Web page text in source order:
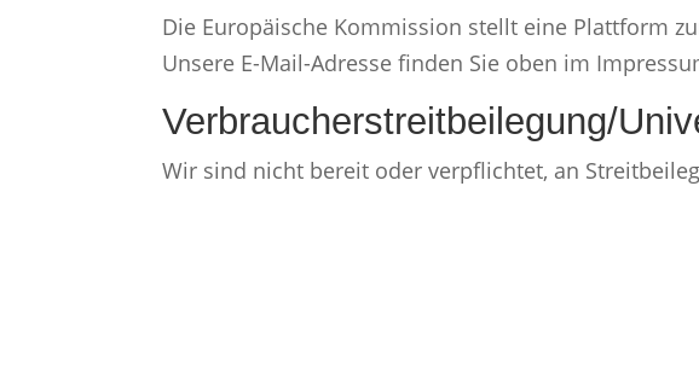
Die Europäische Kommission stellt eine Plattform
Unsere E-Mail-Adresse finden Sie oben im
Verbraucher­streit­beilegung/
Wir sind nicht bereit oder verpflichtet, an